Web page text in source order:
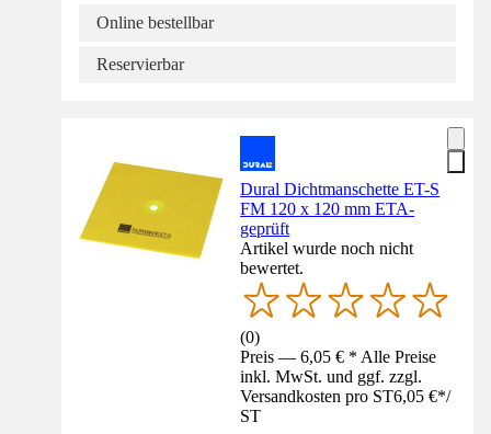
Online bestellbar
Reservierbar
Dural Dichtmanschette ET-S
FM 120 x 120 mm ETA-
geprüft
Artikel wurde noch nicht
bewertet.
(0)
Preis — 6,05 € * Alle Preise
inkl. MwSt. und ggf. zzgl.
Versandkosten pro ST6,05 €*/
ST